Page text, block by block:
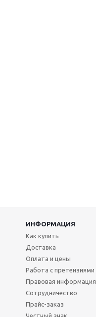
ИНФОРМАЦИЯ
Как купить
Доставка
Оплата и цены
Работа с претензиями
Правовая информация
Сотрудничество
Прайс-заказ
Честный знак